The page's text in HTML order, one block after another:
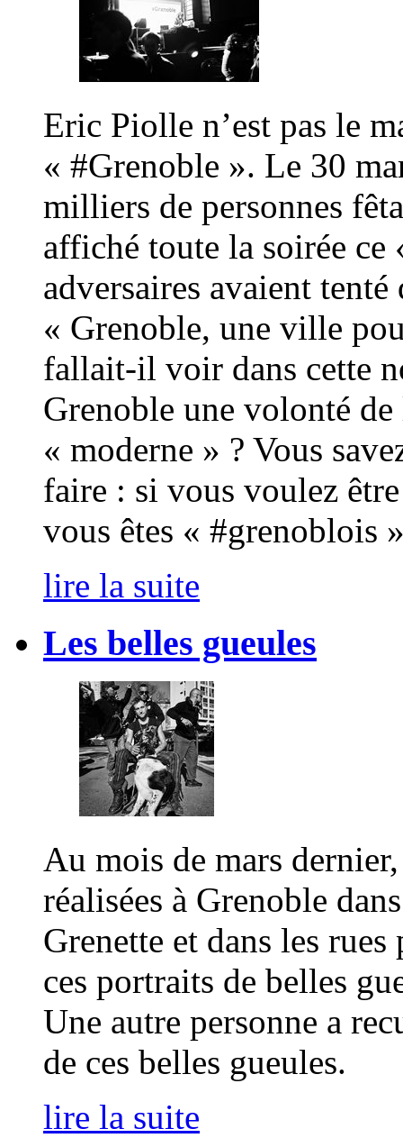
Eric Piolle n’est pas le
« #Grenoble ». Le 30
milliers de personnes
affiché toute la soirée
adversaires avaient
« Grenoble, une ville
fallait-il voir dans cette
Grenoble une volonté
« moderne » ? Vous
faire : si vous voulez
vous êtes « #grenoblois
lire la suite
Les belles gueules
Au mois de mars
réalisées à Grenoble
Grenette et dans les
ces portraits de belles
Une autre personne a
de ces belles gueules.
lire la suite